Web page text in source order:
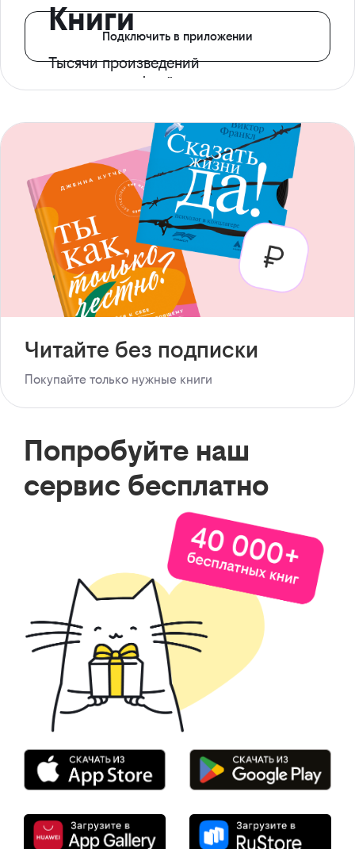
Книги
Тысячи произведений
с доступом офлайн
Подключить в приложении
Читайте без подписки
Покупайте только нужные книги
Попробуйте наш
сервис бесплатно